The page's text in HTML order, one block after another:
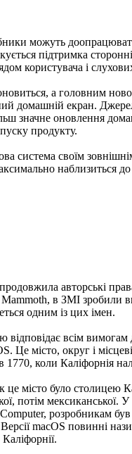
можуть
підтримка
користувача і
а головним
домашній екран.
значне оновлення
продукту.
система своїм
наблизиться до
авторські
Mammoth, в ЗМІ зробили
одним із цих імен.
відповідає всім вимогам
Це місто, округ і
1770, коли Каліфорнія
це місто було столицею
потім мексиканської.
розробникам
macOS повинні